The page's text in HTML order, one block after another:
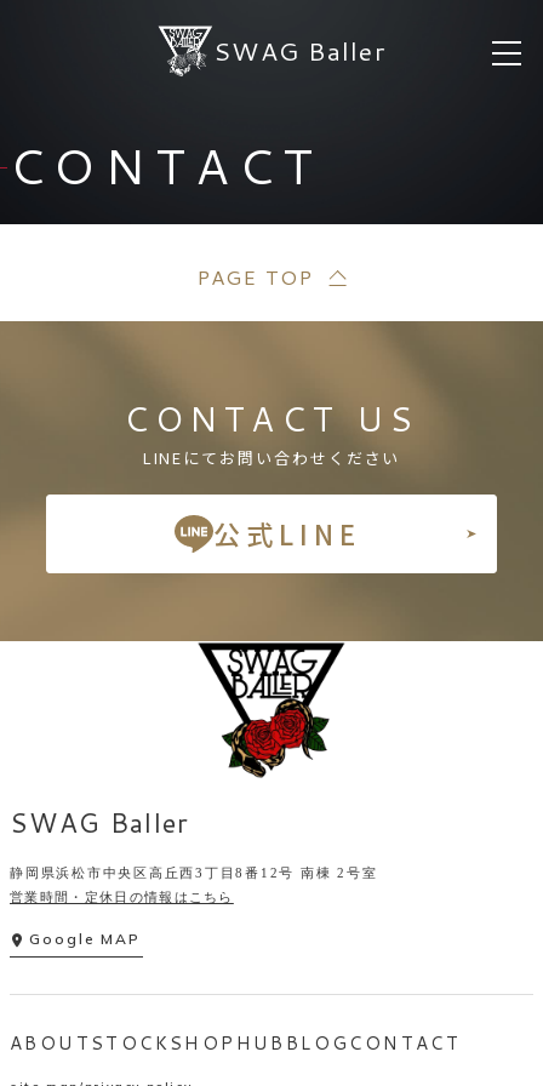
SWAG Baller
CONTACT
CONTACT US
LINEにてお問い合わせください
公式LINE
SWAG Baller
静岡県浜松市中央区高丘西3丁目8番12号 南棟 2号室
営業時間・定休日の情報はこちら
Google MAP
ABOUTSTOCKSHOP HUB BLOGCONTACT
PAGE TOP